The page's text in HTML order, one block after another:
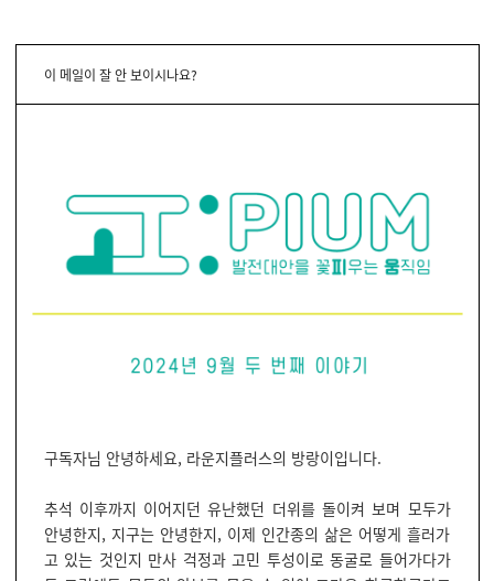
이 메일이 잘 안 보이시나요?
구독자님 안녕하세요, 라운지플러스의 방랑이입니다.
추석 이후까지 이어지던 유난했던 더위를 돌이켜 보며 모두가
안녕한지, 지구는 안녕한지, 이제 인간종의 삶은 어떻게 흘러가
고 있는 것인지 만사 걱정과 고민 투성이로 동굴로 들어가다가